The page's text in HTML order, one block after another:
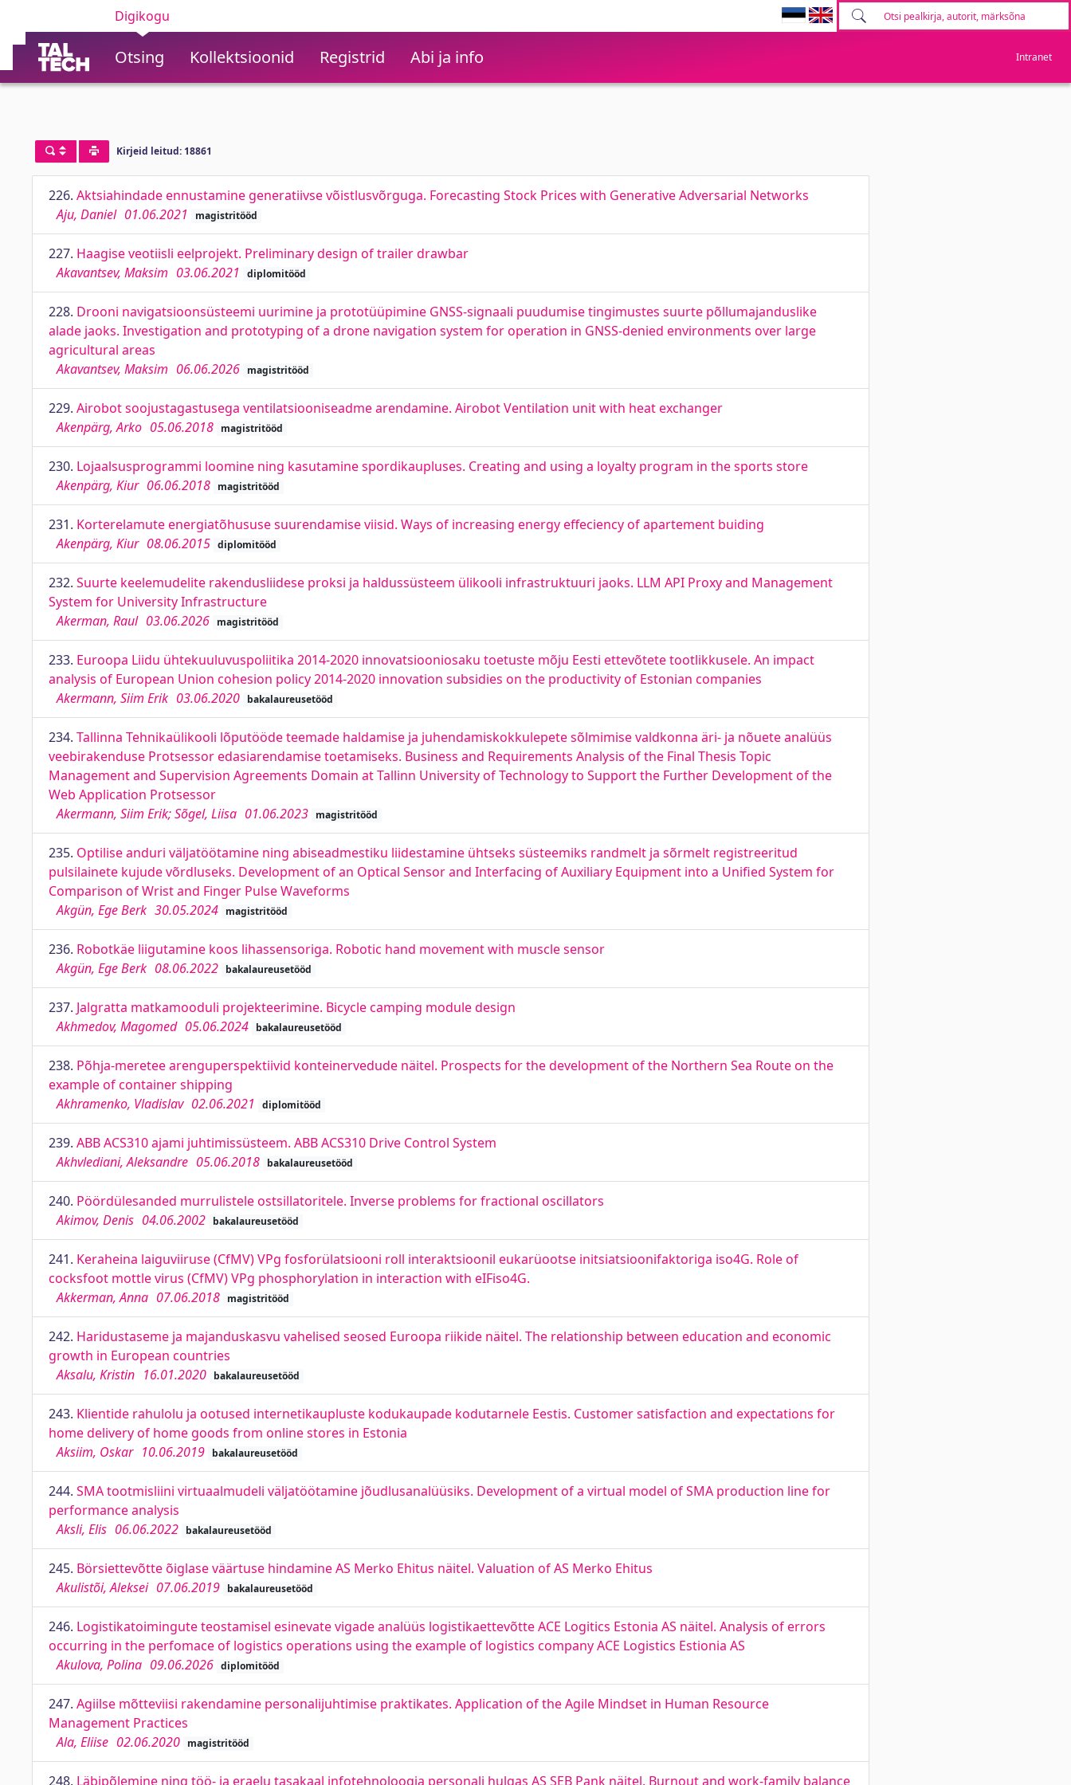
Digikogu
Otsing Kollektsioonid Registrid Abi ja info Intranet
Kirjeid leitud: 18861
226. Aktsiahindade ennustamine generatiivse võistlusvõrguga. Forecasting Stock Prices with Generative Adversarial Networks
Aju, Daniel 01.06.2021 magistritööd
227. Haagise veotiisli eelprojekt. Preliminary design of trailer drawbar
Akavantsev, Maksim 03.06.2021 diplomitööd
228. Drooni navigatsioonsüsteemi uurimine ja prototüüpimine GNSS-signaali puudumise tingimustes suurte põllumajanduslike
alade jaoks. Investigation and prototyping of a drone navigation system for operation in GNSS-denied environments over large
agricultural areas
Akavantsev, Maksim 06.06.2026 magistritööd
229. Airobot soojustagastusega ventilatsiooniseadme arendamine. Airobot Ventilation unit with heat exchanger
Akenpärg, Arko 05.06.2018 magistritööd
230. Lojaalsusprogrammi loomine ning kasutamine spordikaupluses. Creating and using a loyalty program in the sports store
Akenpärg, Kiur 06.06.2018 magistritööd
231. Korterelamute energiatõhususe suurendamise viisid. Ways of increasing energy effeciency of apartement buiding
Akenpärg, Kiur 08.06.2015 diplomitööd
232. Suurte keelemudelite rakendusliidese proksi ja haldussüsteem ülikooli infrastruktuuri jaoks. LLM API Proxy and Management
System for University Infrastructure
Akerman, Raul 03.06.2026 magistritööd
233. Euroopa Liidu ühtekuuluvuspoliitika 2014-2020 innovatsiooniosaku toetuste mõju Eesti ettevõtete tootlikkusele. An impact
analysis of European Union cohesion policy 2014-2020 innovation subsidies on the productivity of Estonian companies
Akermann, Siim Erik 03.06.2020 bakalaureusetööd
234. Tallinna Tehnikaülikooli lõputööde teemade haldamise ja juhendamiskokkulepete sõlmimise valdkonna äri- ja nõuete analüüs
veebirakenduse Protsessor edasiarendamise toetamiseks. Business and Requirements Analysis of the Final Thesis Topic
Management and Supervision Agreements Domain at Tallinn University of Technology to Support the Further Development of the
Web Application Protsessor
Akermann, Siim Erik; Sõgel, Liisa 01.06.2023 magistritööd
235. Optilise anduri väljatöötamine ning abiseadmestiku liidestamine ühtseks süsteemiks randmelt ja sõrmelt registreeritud
pulsilainete kujude võrdluseks. Development of an Optical Sensor and Interfacing of Auxiliary Equipment into a Unified System for
Comparison of Wrist and Finger Pulse Waveforms
Akgün, Ege Berk 30.05.2024 magistritööd
236. Robotkäe liigutamine koos lihassensoriga. Robotic hand movement with muscle sensor
Akgün, Ege Berk 08.06.2022 bakalaureusetööd
237. Jalgratta matkamooduli projekteerimine. Bicycle camping module design
Akhmedov, Magomed 05.06.2024 bakalaureusetööd
238. Põhja-meretee arenguperspektiivid konteinervedude näitel. Prospects for the development of the Northern Sea Route on the
example of container shipping
Akhramenko, Vladislav 02.06.2021 diplomitööd
239. ABB ACS310 ajami juhtimissüsteem. ABB ACS310 Drive Control System
Akhvlediani, Aleksandre 05.06.2018 bakalaureusetööd
240. Pöördülesanded murrulistele ostsillatoritele. Inverse problems for fractional oscillators
Akimov, Denis 04.06.2002 bakalaureusetööd
241. Keraheina laiguviiruse (CfMV) VPg fosforülatsiooni roll interaktsioonil eukarüootse initsiatsioonifaktoriga iso4G. Role of
cocksfoot mottle virus (CfMV) VPg phosphorylation in interaction with eIFiso4G.
Akkerman, Anna 07.06.2018 magistritööd
242. Haridustaseme ja majanduskasvu vahelised seosed Euroopa riikide näitel. The relationship between education and economic
growth in European countries
Aksalu, Kristin 16.01.2020 bakalaureusetööd
243. Klientide rahulolu ja ootused internetikaupluste kodukaupade kodutarnele Eestis. Customer satisfaction and expectations for
home delivery of home goods from online stores in Estonia
Aksiim, Oskar 10.06.2019 bakalaureusetööd
244. SMA tootmisliini virtuaalmudeli väljatöötamine jõudlusanalüüsiks. Development of a virtual model of SMA production line for
performance analysis
Aksli, Elis 06.06.2022 bakalaureusetööd
245. Börsiettevõtte õiglase väärtuse hindamine AS Merko Ehitus näitel. Valuation of AS Merko Ehitus
Akulistõi, Aleksei 07.06.2019 bakalaureusetööd
246. Logistikatoimingute teostamisel esinevate vigade analüüs logistikaettevõtte ACE Logitics Estonia AS näitel. Analysis of errors
occurring in the perfomace of logistics operations using the example of logistics company ACE Logistics Estionia AS
Akulova, Polina 09.06.2026 diplomitööd
247. Agiilse mõtteviisi rakendamine personalijuhtimise praktikates. Application of the Agile Mindset in Human Resource
Management Practices
Ala, Eliise 02.06.2020 magistritööd
248. Läbipõlemine ning töö- ja eraelu tasakaal infotehnoloogia personali hulgas AS SEB Pank näitel. Burnout and work-family balance